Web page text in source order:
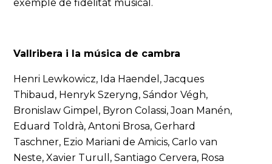
exemple de fidelitat musical.
Vallribera i la música de cambra
Henri Lewkowicz, Ida Haendel, Jacques
Thibaud, Henryk Szeryng, Sándor Végh,
Bronislaw Gimpel, Byron Colassi, Joan Manén,
Eduard Toldrà, Antoni Brosa, Gerhard
Taschner, Ezio Mariani de Amicis, Carlo van
Neste, Xavier Turull, Santiago Cervera, Rosa